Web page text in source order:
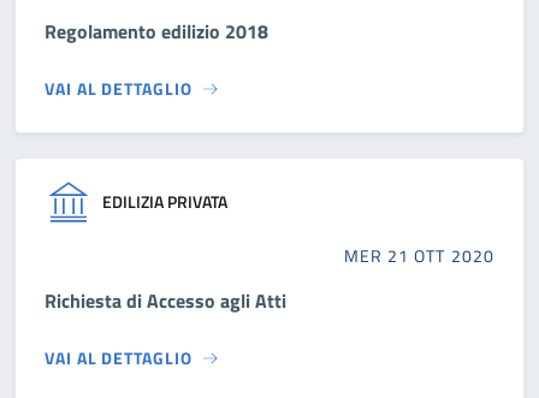
Regolamento edilizio 2018
VAI AL DETTAGLIO
EDILIZIA PRIVATA
MER 21 OTT 2020
Richiesta di Accesso agli Atti
VAI AL DETTAGLIO